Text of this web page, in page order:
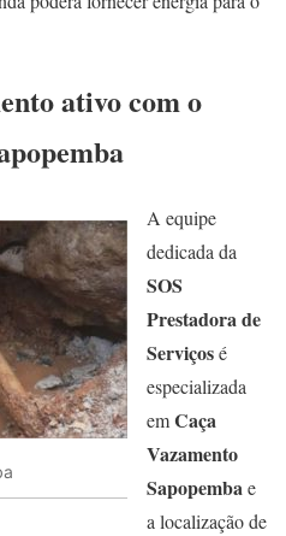
ativo com o
A equipe
dedicada da
SOS
Prestadora de
Serviçosé
especializada
emCaça
Vazamento
Sapopembae
a localização de